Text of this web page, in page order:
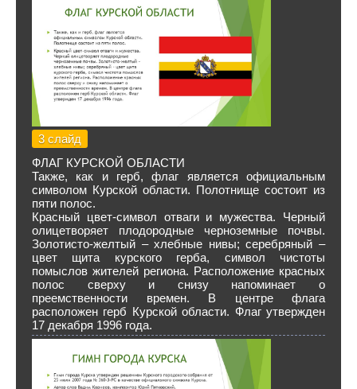
3 слайд
ФЛАГ КУРСКОЙ ОБЛАСТИ
Также, как и герб, флаг является официальным
символом Курской области. Полотнище состоит из
пяти полос.
Красный цвет-символ отваги и мужества. Черный
олицетворяет плодородные черноземные почвы.
Золотисто-желтый – хлебные нивы; серебряный –
цвет щита курского герба, символ чистоты
помыслов жителей региона. Расположение красных
полос сверху и снизу напоминает о
преемственности времен. В центре флага
расположен герб Курской области. Флаг утвержден
17 декабря 1996 года.